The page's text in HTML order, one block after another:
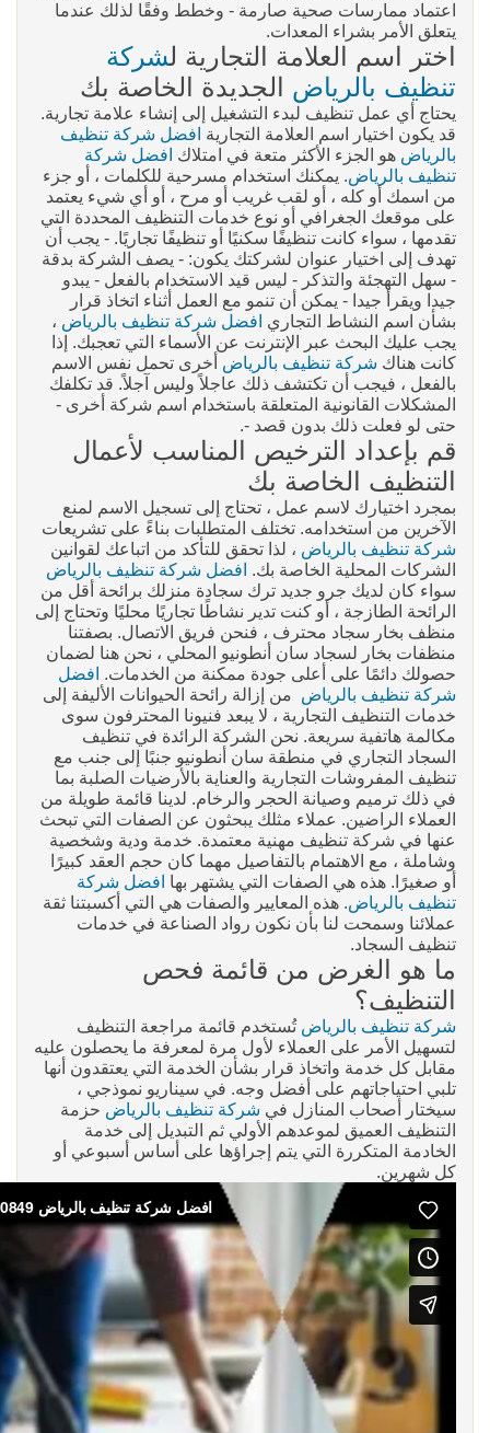
اعتماد ممارسات صحية صارمة - وخطط وفقًا لذلك عندما
يتعلق الأمر بشراء المعدات.
اختر اسم العلامة التجارية لشركة
تنظيف بالرياض الجديدة الخاصة بك
يحتاج أي عمل تنظيف لبدء التشغيل إلى إنشاء علامة تجارية.
قد يكون اختيار اسم العلامة التجارية افضل شركة تنظيف
بالرياض هو الجزء الأكثر متعة في امتلاك افضل شركة
تنظيف بالرياض. يمكنك استخدام مسرحية للكلمات ، أو جزء
من اسمك أو كله ، أو لقب غريب أو مرح ، أو أي شيء يعتمد
على موقعك الجغرافي أو نوع خدمات التنظيف المحددة التي
تقدمها ، سواء كانت تنظيفًا سكنيًا أو تنظيفًا تجاريًا. - يجب أن
تهدف إلى اختيار عنوان لشركتك يكون: - يصف الشركة بدقة
- سهل التهجئة والتذكر - ليس قيد الاستخدام بالفعل - يبدو
جيدا ويقرأ جيدا - يمكن أن تنمو مع العمل أثناء اتخاذ قرار
بشأن اسم النشاط التجاري افضل شركة تنظيف بالرياض ،
يجب عليك البحث عبر الإنترنت عن الأسماء التي تعجبك. إذا
كانت هناك شركة تنظيف بالرياض أخرى تحمل نفس الاسم
بالفعل ، فيجب أن تكتشف ذلك عاجلاً وليس آجلاً. قد تكلفك
المشكلات القانونية المتعلقة باستخدام اسم شركة أخرى -
حتى لو فعلت ذلك بدون قصد -.
قم بإعداد الترخيص المناسب لأعمال
التنظيف الخاصة بك
بمجرد اختيارك لاسم عمل ، تحتاج إلى تسجيل الاسم لمنع
الآخرين من استخدامه. تختلف المتطلبات بناءً على تشريعات
شركة تنظيف بالرياض ، لذا تحقق للتأكد من اتباعك لقوانين
الشركات المحلية الخاصة بك. افضل شركة تنظيف بالرياض
سواء كان لديك جرو جديد ترك سجادة منزلك برائحة أقل من
الرائحة الطازجة ، أو كنت تدير نشاطًا تجاريًا محليًا وتحتاج إلى
منظف بخار سجاد محترف ، فنحن فريق الاتصال. بصفتنا
منظفات بخار لسجاد سان أنطونيو المحلي ، نحن هنا لضمان
حصولك دائمًا على أعلى جودة ممكنة من الخدمات. افضل
شركة تنظيف بالرياض من إزالة رائحة الحيوانات الأليفة إلى
خدمات التنظيف التجارية ، لا يبعد فنيونا المحترفون سوى
مكالمة هاتفية سريعة. نحن الشركة الرائدة في تنظيف
السجاد التجاري في منطقة سان أنطونيو جنبًا إلى جنب مع
تنظيف المفروشات التجارية والعناية بالأرضيات الصلبة بما
في ذلك ترميم وصيانة الحجر والرخام. لدينا قائمة طويلة من
العملاء الراضين. عملاء مثلك يبحثون عن الصفات التي تبحث
عنها في شركة تنظيف مهنية معتمدة. خدمة ودية وشخصية
وشاملة ، مع الاهتمام بالتفاصيل مهما كان حجم العقد كبيرًا
أو صغيرًا. هذه هي الصفات التي يشتهر بها افضل شركة
تنظيف بالرياض. هذه المعايير والصفات هي التي أكسبتنا ثقة
عملائنا وسمحت لنا بأن نكون رواد الصناعة في خدمات
تنظيف السجاد.
ما هو الغرض من قائمة فحص
التنظيف؟
شركة تنظيف بالرياض تُستخدم قائمة مراجعة التنظيف
لتسهيل الأمر على العملاء لأول مرة لمعرفة ما يحصلون عليه
مقابل كل خدمة واتخاذ قرار بشأن الخدمة التي يعتقدون أنها
تلبي احتياجاتهم على أفضل وجه. في سيناريو نموذجي ،
سيختار أصحاب المنازل في شركة تنظيف بالرياض حزمة
التنظيف العميق لموعدهم الأولي ثم التبديل إلى خدمة
الخادمة المتكررة التي يتم إجراؤها على أساس أسبوعي أو
كل شهرين.